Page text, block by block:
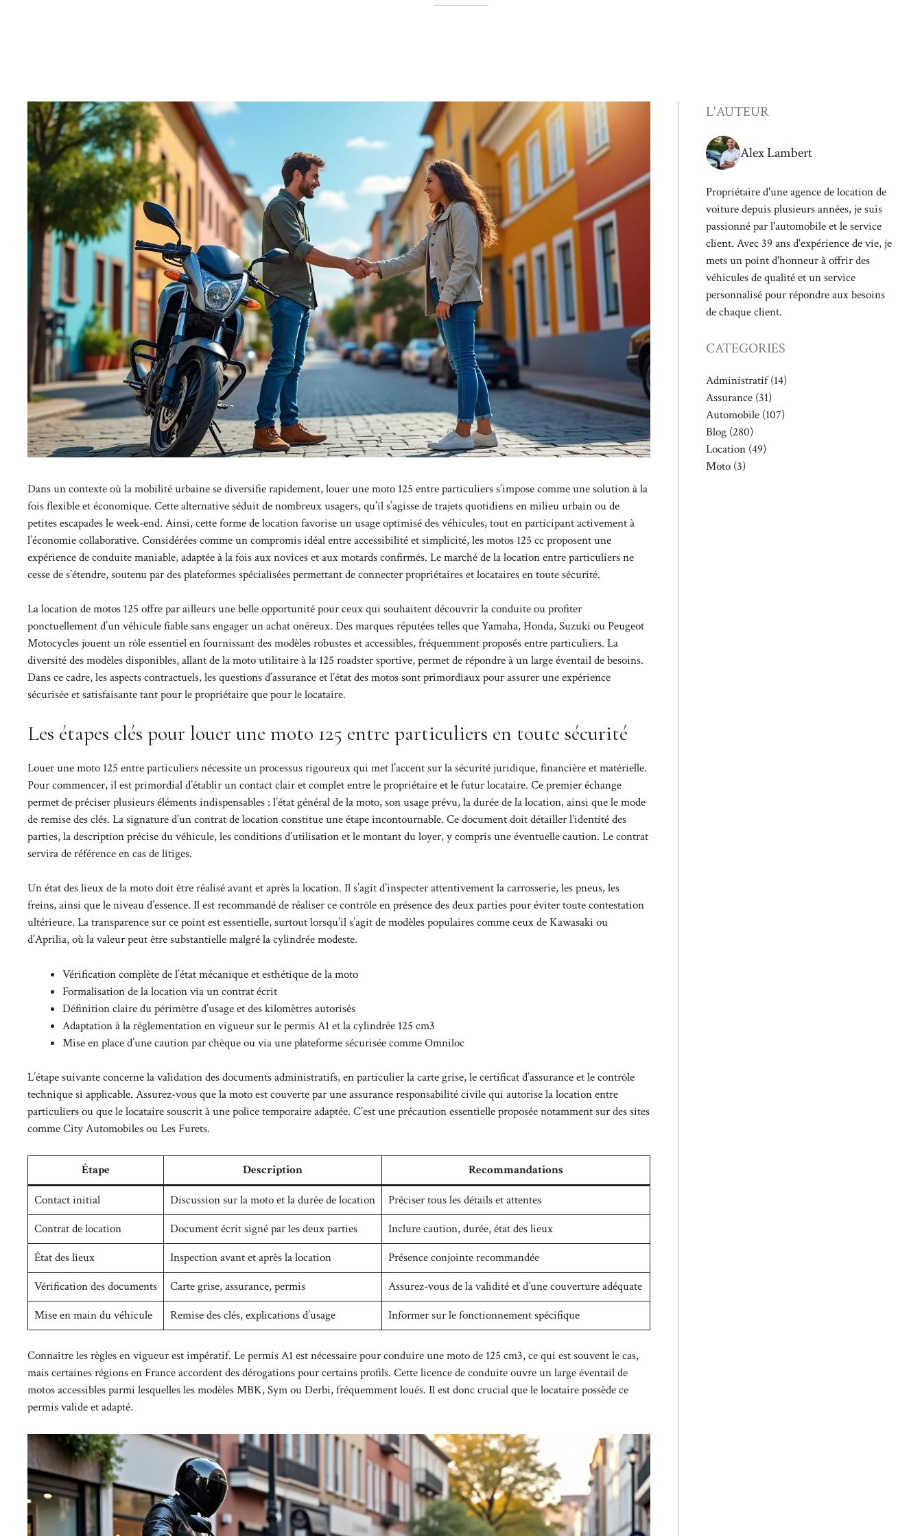
Dans un contexte où la mobilité urbaine se diversifie rapidement, louer une moto 125 entre particuliers s’impose comme une solution à la
fois flexible et économique. Cette alternative séduit de nombreux usagers, qu’il s’agisse de trajets quotidiens en milieu urbain ou de
petites escapades le week-end. Ainsi, cette forme de location favorise un usage optimisé des véhicules, tout en participant activement à
l’économie collaborative. Considérées comme un compromis idéal entre accessibilité et simplicité, les motos 125 cc proposent une
expérience de conduite maniable, adaptée à la fois aux novices et aux motards confirmés. Le marché de la location entre particuliers ne
cesse de s’étendre, soutenu par des plateformes spécialisées permettant de connecter propriétaires et locataires en toute sécurité.
La location de motos 125 offre par ailleurs une belle opportunité pour ceux qui souhaitent découvrir la conduite ou profiter
ponctuellement d’un véhicule fiable sans engager un achat onéreux. Des marques réputées telles que Yamaha, Honda, Suzuki ou Peugeot
Motocycles jouent un rôle essentiel en fournissant des modèles robustes et accessibles, fréquemment proposés entre particuliers. La
diversité des modèles disponibles, allant de la moto utilitaire à la 125 roadster sportive, permet de répondre à un large éventail de besoins.
Dans ce cadre, les aspects contractuels, les questions d’assurance et l’état des motos sont primordiaux pour assurer une expérience
sécurisée et satisfaisante tant pour le propriétaire que pour le locataire.
Les étapes clés pour louer une moto 125 entre particuliers en toute sécurité
Louer une moto 125 entre particuliers nécessite un processus rigoureux qui met l’accent sur la sécurité juridique, financière et matérielle.
Pour commencer, il est primordial d’établir un contact clair et complet entre le propriétaire et le futur locataire. Ce premier échange
permet de préciser plusieurs éléments indispensables : l’état général de la moto, son usage prévu, la durée de la location, ainsi que le mode
de remise des clés. La signature d’un contrat de location constitue une étape incontournable. Ce document doit détailler l’identité des
parties, la description précise du véhicule, les conditions d’utilisation et le montant du loyer, y compris une éventuelle caution. Le contrat
servira de référence en cas de litiges.
Un état des lieux de la moto doit être réalisé avant et après la location. Il s’agit d’inspecter attentivement la carrosserie, les pneus, les
freins, ainsi que le niveau d’essence. Il est recommandé de réaliser ce contrôle en présence des deux parties pour éviter toute contestation
ultérieure. La transparence sur ce point est essentielle, surtout lorsqu’il s’agit de modèles populaires comme ceux de Kawasaki ou
d’Aprilia, où la valeur peut être substantielle malgré la cylindrée modeste.
Vérification complète de l’état mécanique et esthétique de la moto
Formalisation de la location via un contrat écrit
Définition claire du périmètre d’usage et des kilomètres autorisés
Adaptation à la réglementation en vigueur sur le permis A1 et la cylindrée 125 cm3
Mise en place d’une caution par chèque ou via une plateforme sécurisée comme Omniloc
L’étape suivante concerne la validation des documents administratifs, en particulier la carte grise, le certificat d’assurance et le contrôle
technique si applicable. Assurez-vous que la moto est couverte par une assurance responsabilité civile qui autorise la location entre
particuliers ou que le locataire souscrit à une police temporaire adaptée. C’est une précaution essentielle proposée notamment sur des sites
commeCity AutomobilesouLes Furets.
Étape Description
Recommandations
Contact initial
Discussion sur la moto et la durée de location
Préciser tous les détails et attentes
Contrat de location
Document écrit signé par les deux parties
Inclure caution, durée, état des lieux
État des lieux
Inspection avant et après la location
Présence conjointe recommandée
Vérification des documents
Carte grise, assurance, permis
Assurez-vous de la validité et d’une couverture adéquate
Mise en main du véhicule
Remise des clés, explications d’usage Informer sur le fonctionnement spécifique
Connaître les règles en vigueur est impératif. Le permis A1 est nécessaire pour conduire une moto de 125 cm3, ce qui est souvent le cas,
mais certaines régions en France accordent des dérogations pour certains profils. Cette licence de conduite ouvre un large éventail de
motos accessibles parmi lesquelles les modèles MBK, Sym ou Derbi, fréquemment loués. Il est donc crucial que le locataire possède ce
permis valide et adapté.
L'AUTEUR
Alex Lambert
Propriétaire d'une agence de location de
voiture depuis plusieurs années, je suis
passionné par l'automobile et le service
client. Avec 39 ans d'expérience de vie, je
mets un point d'honneur à offrir des
véhicules de qualité et un service
personnalisé pour répondre aux besoins
de chaque client.
CATEGORIES
Administratif(14)
Assurance (31)
Automobile (107)
Blog (280)
Location (49)
Moto (3)